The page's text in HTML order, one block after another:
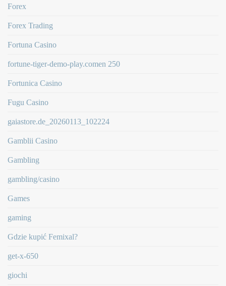
Forex
Forex Trading
Fortuna Casino
fortune-tiger-demo-play.comen 250
Fortunica Casino
Fugu Casino
gaiastore.de_20260113_102224
Gamblii Casino
Gambling
gambling/casino
Games
gaming
Gdzie kupić Femixal?
get-x-650
giochi